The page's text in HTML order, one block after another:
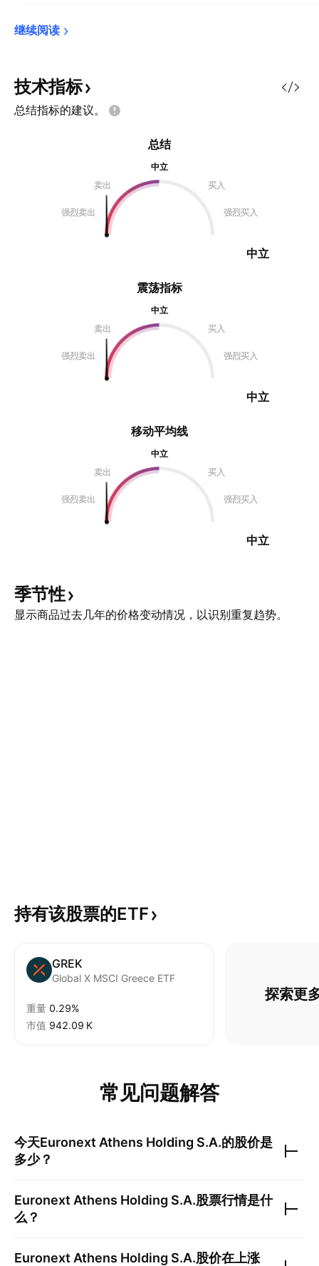
继续阅读
技术指标
总结指标的建议。
震荡指标
中立
卖出
买入
强烈卖出 强烈买入
中立
总结
中立
卖出
买入
强烈卖出 强烈买入
中立
移动平均线
中立
卖出
买入
强烈卖出 强烈买入
中立
季节性
显示商品过去几年的价格变动情况，以识别重复趋势。
持有该股票的ETF
GREK
Global X MSCI Greece ETF
重量 0.29%
市值 ‪942.09 K‬
探索更
常见问题解答
今天Euronext Athens Holding S.A.的股价是
多少？
Euronext Athens Holding S.A.股票行情是什
么？
Euronext Athens Holding S.A.股价在上涨